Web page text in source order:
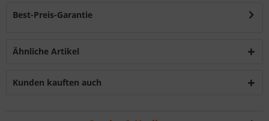
Best-Preis-Garantie
Ähnliche Artikel
Kunden kauften auch